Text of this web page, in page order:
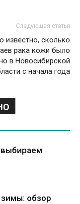
Следующая статья
известно, сколько
рака кожи было
в Новосибирской
с начала года
выбираем
обзор